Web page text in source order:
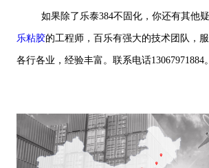
如果除了乐泰384不固化，你还有其他
乐粘胶的工程师，百乐有强大的技术团队，
各行各业，经验丰富。联系电话13067971884。